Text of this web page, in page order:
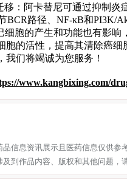
移：阿卡替尼可通过抑制
BCR路径、NF-κB和PI3K/
细胞的产生和功能也有影
胞的活性，提高其清除癌
我们将竭诚为您服务！
www.kangbixing.com/
信息资讯展示且医药信息仅供
到作品内容、版权和其他问题，